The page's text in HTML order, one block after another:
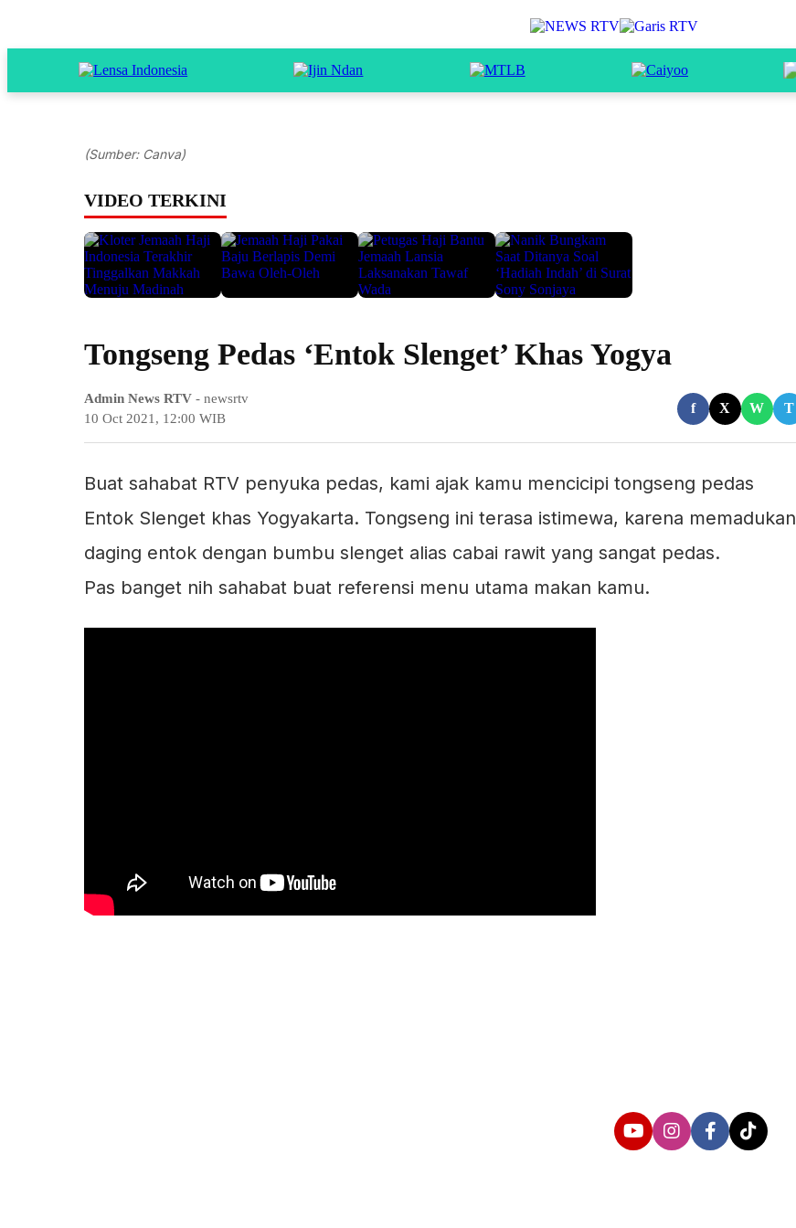
(Sumber: Canva)
VIDEO TERKINI
Tongseng Pedas ‘Entok Slenget’ Khas Yogya
Admin News RTV - newsrtv
10 Oct 2021, 12:00 WIB
f X W T
Buat sahabat RTV penyuka pedas, kami ajak kamu mencicipi tongseng pedas
Entok Slenget khas Yogyakarta. Tongseng ini terasa istimewa, karena memadukan
daging entok dengan bumbu slenget alias cabai rawit yang sangat pedas.
Pas banget nih sahabat buat referensi menu utama makan kamu.